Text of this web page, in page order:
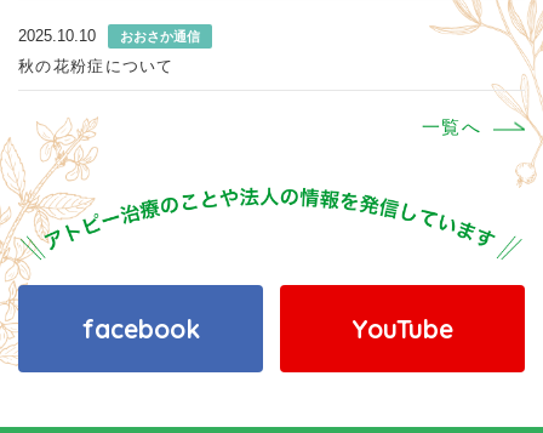
2025.10.10 おおさか通信
秋の花粉症について
一覧へ
facebook YouTube